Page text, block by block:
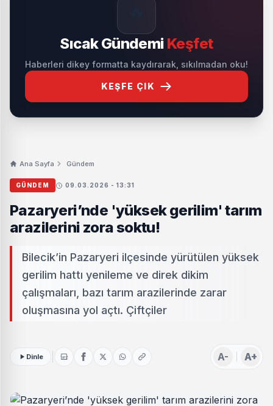
Sıcak Gündemi Keşfet
Haberleri dikey formatta kaydırarak, sıkılmadan oku!
KEŞFE ÇIK
Ana Sayfa Gündem
GÜNDEM 09.03.2026 - 13:31
Pazaryeri’nde 'yüksek gerilim' tarım
arazilerini zora soktu!
Bilecik’in Pazaryeri ilçesinde yürütülen yüksek
gerilim hattı yenileme ve direk dikim
çalışmaları, bazı tarım arazilerinde zarar
oluşmasına yol açtı. Çiftçiler
Dinle A- A+